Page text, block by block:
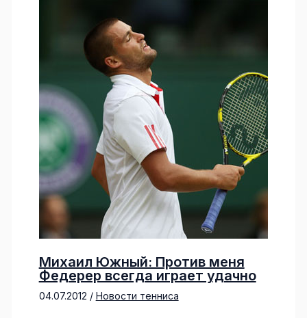
Михаил Южный: Против меня
Федерер всегда играет удачно
04.07.2012 / Новости тенниса